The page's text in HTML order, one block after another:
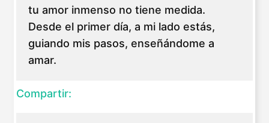
tu amor inmenso no tiene medida.
Desde el primer día, a mi lado estás,
guiando mis pasos, enseñándome a
amar.
Compartir: